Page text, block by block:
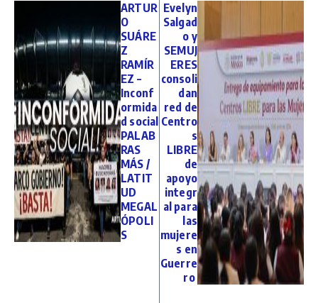
ARTUR
O
SUÁRE
Z
RAMÍR
EZ –
Inconf
ormida
d social
PALAB
RAS
MÁS /
LATIT
UD
MEGAL
ÓPOLI
S
Evelyn
Salgad
o y
SEMUJ
ERES
consoli
dan
red de
Centro
s
LIBRE
de
apoyo
integr
al para
las
mujere
s en
Guerre
ro